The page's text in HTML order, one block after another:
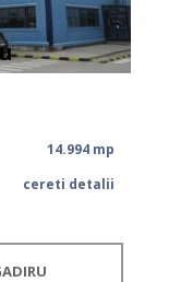
14.994 mp
cereti detalii